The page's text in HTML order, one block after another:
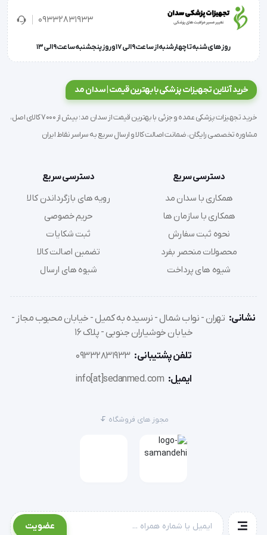
مطمئن برای جراحان حرفه‌ای محسوب می‌شود.
ویژگی و مشخصات فنی
ساخته شده از استیل ضد زنگ
دارای قابلیت اتوکلاو و ضدعفونی آسان
وجود شیار در دسته برای فیکس شدن بهتر در دست
مناسب برای ثابت نگه داشتن پارچه شان و گرفتن
سایز : 14 سانتی‌متر, 18 سانتی‌متر, 20 سانتی‌متر
09332831933
روز های شنبه تا چهارشنبه از ساعت 9 الی 17 و روز پنجشنبه ساعت 9 الی 13
خرید آنلاین تجهیزات پزشکی با بهترین قیمت | سدان مد
خرید تجهیزات پزشکی عمده و جزئی با بهترین قیمت از سدان مد؛ بیش از 7000 کالای اصل،
مشاوره تخصصی رایگان، ضمانت اصالت کالا و ارسال سریع به سراسر نقاط ایران
دسترسی سریع
همکاری با سدان مد
همکاری با سازمان ها
نحوه ثبت سفارش
محصولات منحصر بفرد
شیوه های پرداخت
دسترسی سریع
رویه های بازگرداندن کالا
حریم خصوصی
ثبت شکایات
تضمین اصالت کالا
شیوه های ارسال
نشانی: تهران - نواب شمال - نرسیده به کمیل - خیابان محبوب مجاز -
خیابان خوشیاران جنوبی - پلاک 16
تلفن پشتیبانی: 09332831933
ایمیل: info[at]sedanmed.com
مجوز های فروشگاه
عضویت